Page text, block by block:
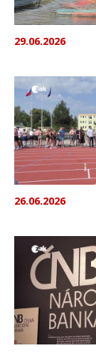
29.06.2026
26.06.2026